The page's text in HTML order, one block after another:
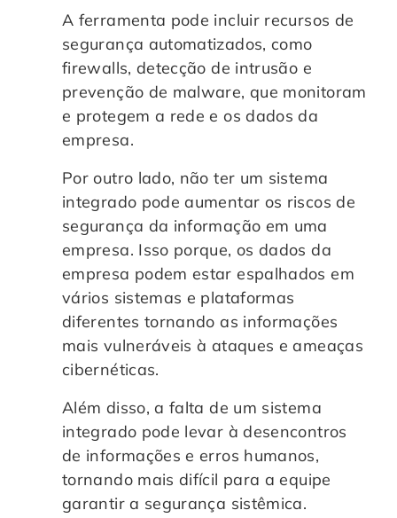
A ferramenta pode incluir recursos de
segurança automatizados, como
firewalls, detecção de intrusão e
prevenção de malware, que monitoram
e protegem a rede e os dados da
empresa.
Por outro lado, não ter um sistema
integrado pode aumentar os riscos de
segurança da informação em uma
empresa. Isso porque, os dados da
empresa podem estar espalhados em
vários sistemas e plataformas
diferentes tornando as informações
mais vulneráveis à ataques e ameaças
cibernéticas.
Além disso, a falta de um sistema
integrado pode levar à desencontros
de informações e erros humanos,
tornando mais difícil para a equipe
garantir a segurança sistêmica.